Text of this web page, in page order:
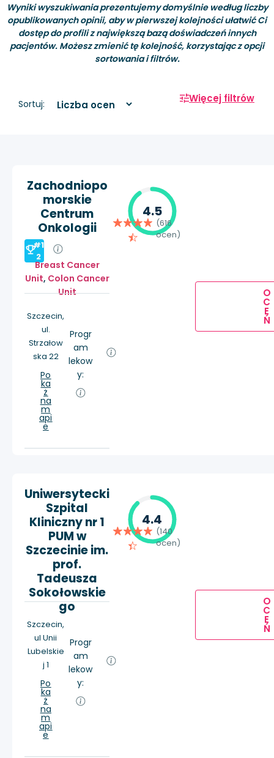
Wyniki wyszukiwania prezentujemy domyślnie według liczby
opublikowanych opinii, aby w pierwszej kolejności ułatwić Ci
dostęp do profili z największą bazą doświadczeń innych
pacjentów. Możesz zmienić tę kolejność, korzystając z opcji
sortowania i filtrów.
Sortuj: Więcej filtrów
Zachodniopo
morskie
Centrum
Onkologii
#1
2
Breast Cancer
Unit, Colon Cancer
Unit
Szczecin,
ul.
Strzałow
ska 22
Po
ka
ż
na
m
api
e
Progr
am
lekow
y:
4.5
(616
ocen)
O
C
E
Ń
Uniwersytecki
Szpital
Kliniczny nr 1
PUM w
Szczecinie im.
prof.
Tadeusza
Sokołowskie
go
Szczecin,
ul Unii
Lubelskie
j 1
Po
ka
ż
na
m
api
e
Progr
am
lekow
y:
4.4
(140
ocen)
O
C
E
Ń